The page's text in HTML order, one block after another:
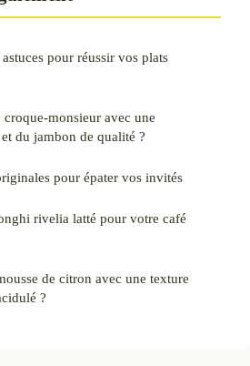
pour réussir vos plats
monsieur avec une
du jambon de qualité ?
pour épater vos invités
rivelia latté pour votre café
de citron avec une texture
?